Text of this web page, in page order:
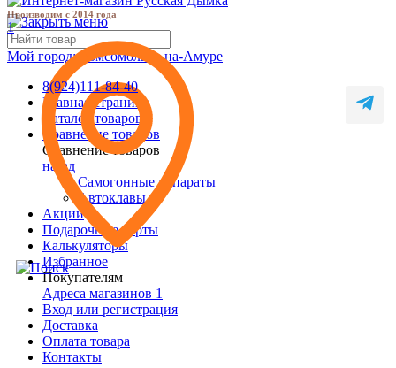
Производим с 2014 года
1
Мой город:Комсомольск-на-Амуре
8(924)111-84-40
Главная страница
Каталог товаров
Сравнение товаров
Сравнение товаров
назад
Самогонные аппараты
Автоклавы
Акции
Подарочные карты
Калькуляторы
Избранное
Покупателям
Адреса магазинов 1
Вход или регистрация
Доставка
Оплата товара
Контакты